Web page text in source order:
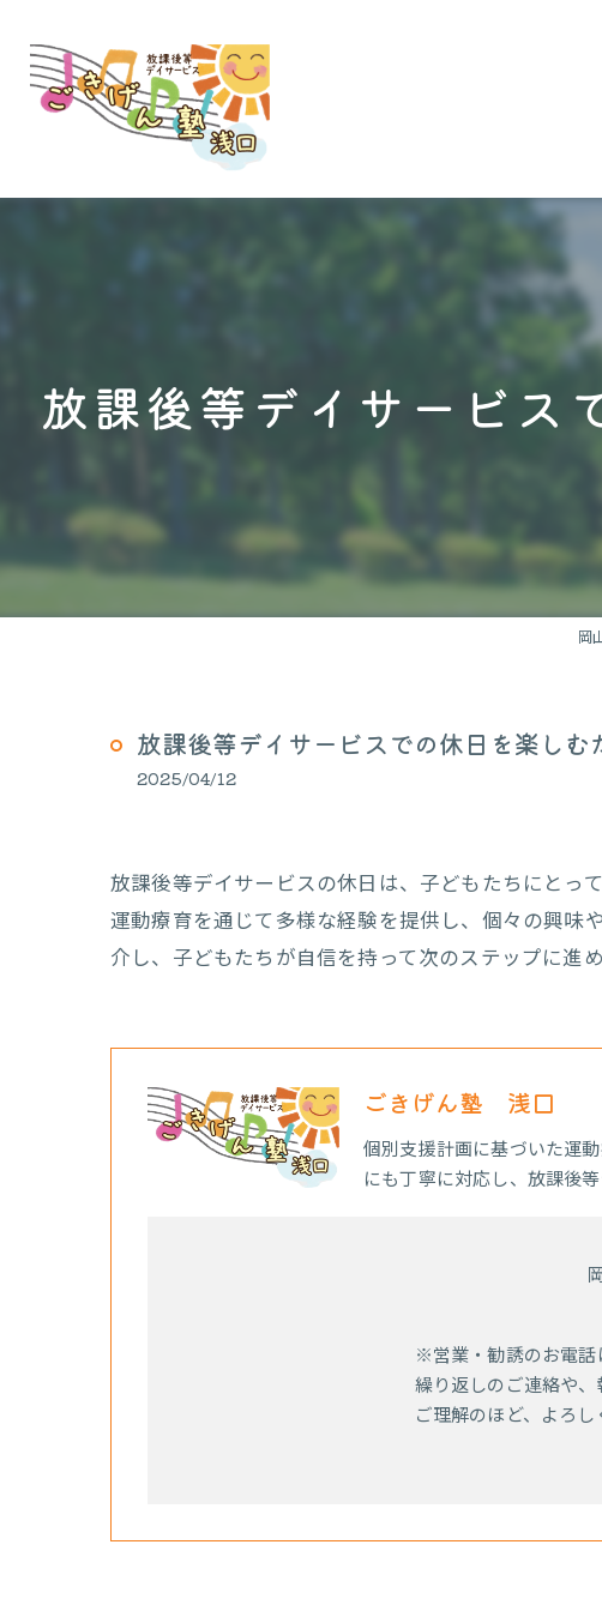
放課後等デイサービス
岡
放課後等デイサービスでの休日を楽しむ
2025/04/12
放課後等デイサービスの休日は、子どもたちにとっ
運動療育を通じて多様な経験を提供し、個々の興味
介し、子どもたちが自信を持って次のステップに進
ごきげん塾 浅口
個別支援計画に基づいた運
にも丁寧に対応し、放課後
※営業・勧誘のお電話
繰り返しのご連絡や
ご理解のほど、よろし